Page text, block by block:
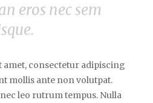
eros nec sem
consectetur adipiscing
mollis ante non volutpat.
leo rutrum tempus. Nulla